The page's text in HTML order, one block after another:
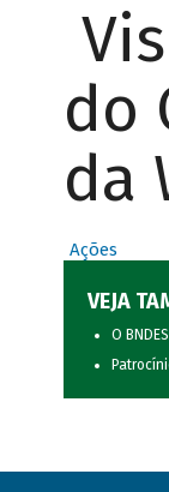
do
da
Ações
VEJA
O